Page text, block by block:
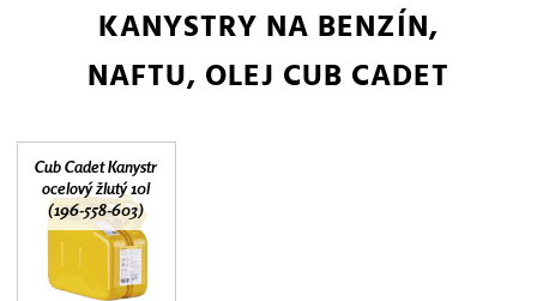
KANYSTRY NA BENZÍN,
NAFTU, OLEJ CUB CADET
Cub Cadet Kanystr
ocelový žlutý 10l
(196-558-603)